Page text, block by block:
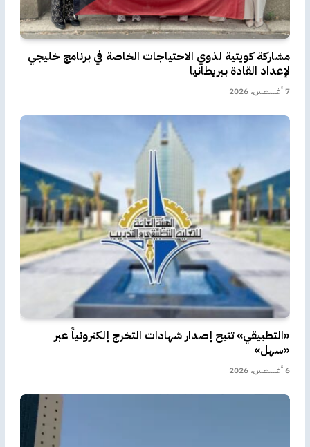
مشاركة كويتية لذوي الاحتياجات الخاصة في برنامج خليجي
لإعداد القادة ببريطانيا
7 أغسطس، 2026
«التطبيقي» تتيح إصدار شهادات التخرج إلكترونياً عبر
«سهل»
6 أغسطس، 2026